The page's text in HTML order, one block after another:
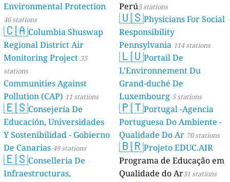
Environmental Protection
46 stations
🇨🇦Columbia Shuswap
Regional District Air
Monitoring Project 35
stations
Communities Against
Pollution (CAP) 11 stations
🇪🇸Consejería De
Educación, Universidades
Y Sostenibilidad - Gobierno
De Canarias 49 stations
🇪🇸Conselleria De
Infraestructuras,
Perú5 stations
🇺🇸Physicians For Social
Responsibility
Pennsylvania 114 stations
🇱🇺Portail De
L'Environnement Du
Grand-duché De
Luxembourg 5 stations
🇵🇹Portugal -Agencia
Portuguesa Do Ambiente -
Qualidade Do Ar 70 stations
🇧🇷Projeto EDUC.AIR
Programa de Educação em
Qualidade do Ar31 stations